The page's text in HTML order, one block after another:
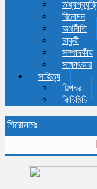
বিনোদন
অর্থনীতি
চাকুরী
সম্পাদকীয়
সাক্ষাৎকার
সাহিত্য
শিল্পঘর
কিচিমিচি
শিরোনামঃ